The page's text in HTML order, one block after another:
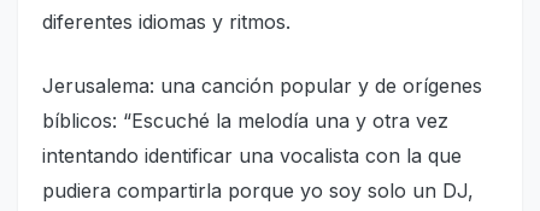
diferentes idiomas y ritmos.
Jerusalema: una can­ción popular y de orígenes
bíblicos: “Escuché la melo­día una y otra vez
intentan­do identificar una vocalista con la que
pudiera compar­tirla porque yo soy solo un DJ,